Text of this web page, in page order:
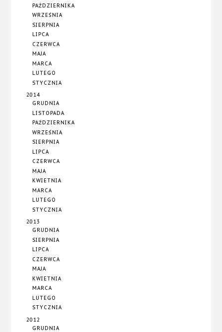
PAŹDZIERNIKA
WRZEŚNIA
SIERPNIA
LIPCA
CZERWCA
MAJA
MARCA
LUTEGO
STYCZNIA
2014
GRUDNIA
LISTOPADA
PAŹDZIERNIKA
WRZEŚNIA
SIERPNIA
LIPCA
CZERWCA
MAJA
KWIETNIA
MARCA
LUTEGO
STYCZNIA
2013
GRUDNIA
SIERPNIA
LIPCA
CZERWCA
MAJA
KWIETNIA
MARCA
LUTEGO
STYCZNIA
2012
GRUDNIA